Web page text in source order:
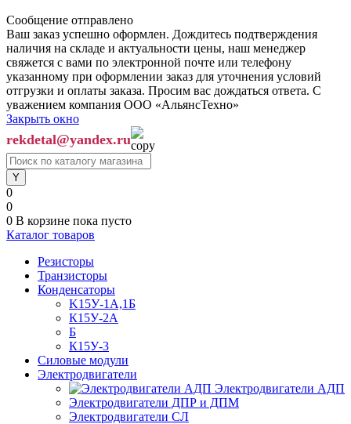
Сообщение отправлено
Ваш заказ успешно оформлен. Дождитесь подтверждения
наличия на складе и актуальности цены, наш менеджер
свяжется с вами по электронной почте или телефону
указанному при оформлении заказ для уточнения условий
отгрузки и оплаты заказа. Просим вас дождаться ответа. С
уважением компания ООО «АльянсТехно»
Закрыть окно
rekdetal@yandex.ru
0
0
0 В корзине пока пусто
Каталог товаров
Резисторы
Транзисторы
Конденсаторы
K15У-1А,1Б
К15У-2А
Б
К15У-3
Силовые модули
Электродвигатели
Электродвигатели АДП
Электродвигатели ДПР и ДПМ
Электродвигатели СЛ